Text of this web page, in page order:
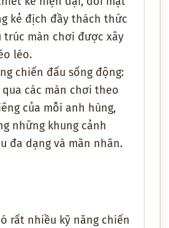
kẻ địch đầy thách thức
trúc màn chơi được xây
léo.
chiến đấu sống động:
qua các màn chơi theo
của mỗi anh hùng,
những khung cảnh
đa dạng và mãn nhãn.
rất nhiều kỹ năng chiến